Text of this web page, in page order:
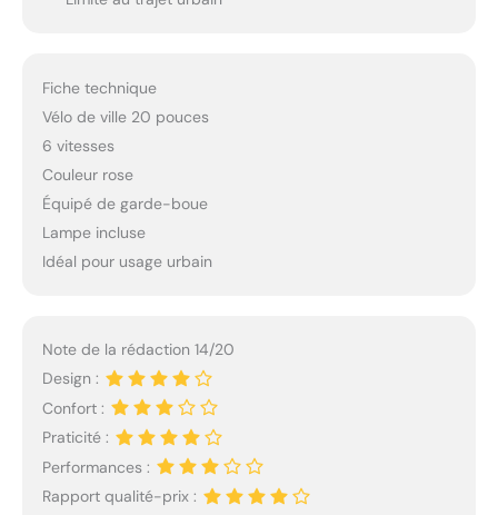
Fiche technique
Vélo de ville 20 pouces
6 vitesses
Couleur rose
Équipé de garde-boue
Lampe incluse
Idéal pour usage urbain
Note de la rédaction 14/20
Design :
Confort :
Praticité :
Performances :
Rapport qualité-prix :